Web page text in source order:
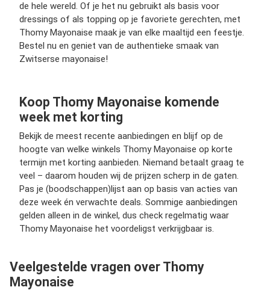
de hele wereld. Of je het nu gebruikt als basis voor
dressings of als topping op je favoriete gerechten, met
Thomy Mayonaise maak je van elke maaltijd een feestje.
Bestel nu en geniet van de authentieke smaak van
Zwitserse mayonaise!
Koop Thomy Mayonaise komende
week met korting
Bekijk de meest recente aanbiedingen en blijf op de
hoogte van welke winkels Thomy Mayonaise op korte
termijn met korting aanbieden. Niemand betaalt graag te
veel – daarom houden wij de prijzen scherp in de gaten.
Pas je (boodschappen)lijst aan op basis van acties van
deze week én verwachte deals. Sommige aanbiedingen
gelden alleen in de winkel, dus check regelmatig waar
Thomy Mayonaise het voordeligst verkrijgbaar is.
Veelgestelde vragen over Thomy
Mayonaise